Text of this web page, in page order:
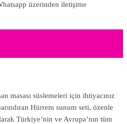
üzerinden iletişime
masası süslemeleri için ihtiyacınız
Hürrem sunum seti, özenle
Türkiye’nin ve Avrupa’nın tüm